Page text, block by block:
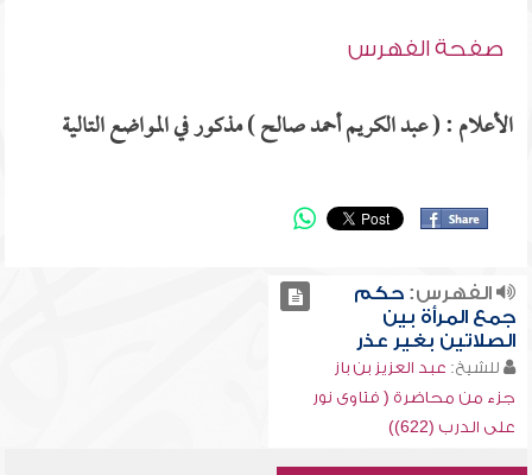
صفحة الفهرس
الأعلام : ( عبد الكريم أحمد صالح ) مذكور في المواضع التالية
الفهرس:حكم
جمع المرأة بين
الصلاتين بغير عذر
للشيخ: عبد العزيز بن باز
جزء من محاضرة ( فتاوى نور
على الدرب (622))